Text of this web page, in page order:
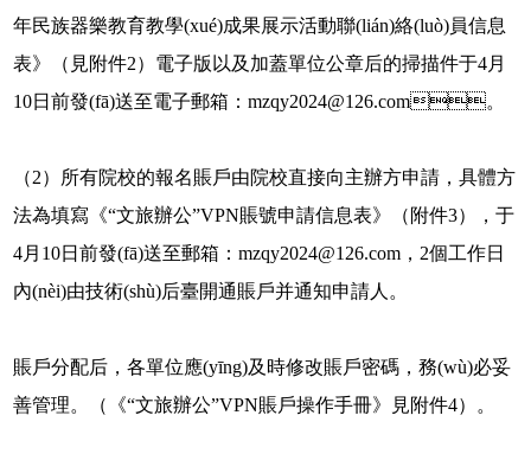
年民族器樂教育教學(xué)成果展示活動聯(lián)絡(luò)員信息
表》（見附件2）電子版以及加蓋單位公章后的掃描件于4月
10日前發(fā)送至電子郵箱：mzqy2024@126.com。
（2）所有院校的報名賬戶由院校直接向主辦方申請，具體方
法為填寫《“文旅辦公”VPN賬號申請信息表》（附件3），于
4月10日前發(fā)送至郵箱：mzqy2024@126.com，2個工作日
內(nèi)由技術(shù)后臺開通賬戶并通知申請人。
賬戶分配后，各單位應(yīng)及時修改賬戶密碼，務(wù)必妥
善管理。（《“文旅辦公”VPN賬戶操作手冊》見附件4）。